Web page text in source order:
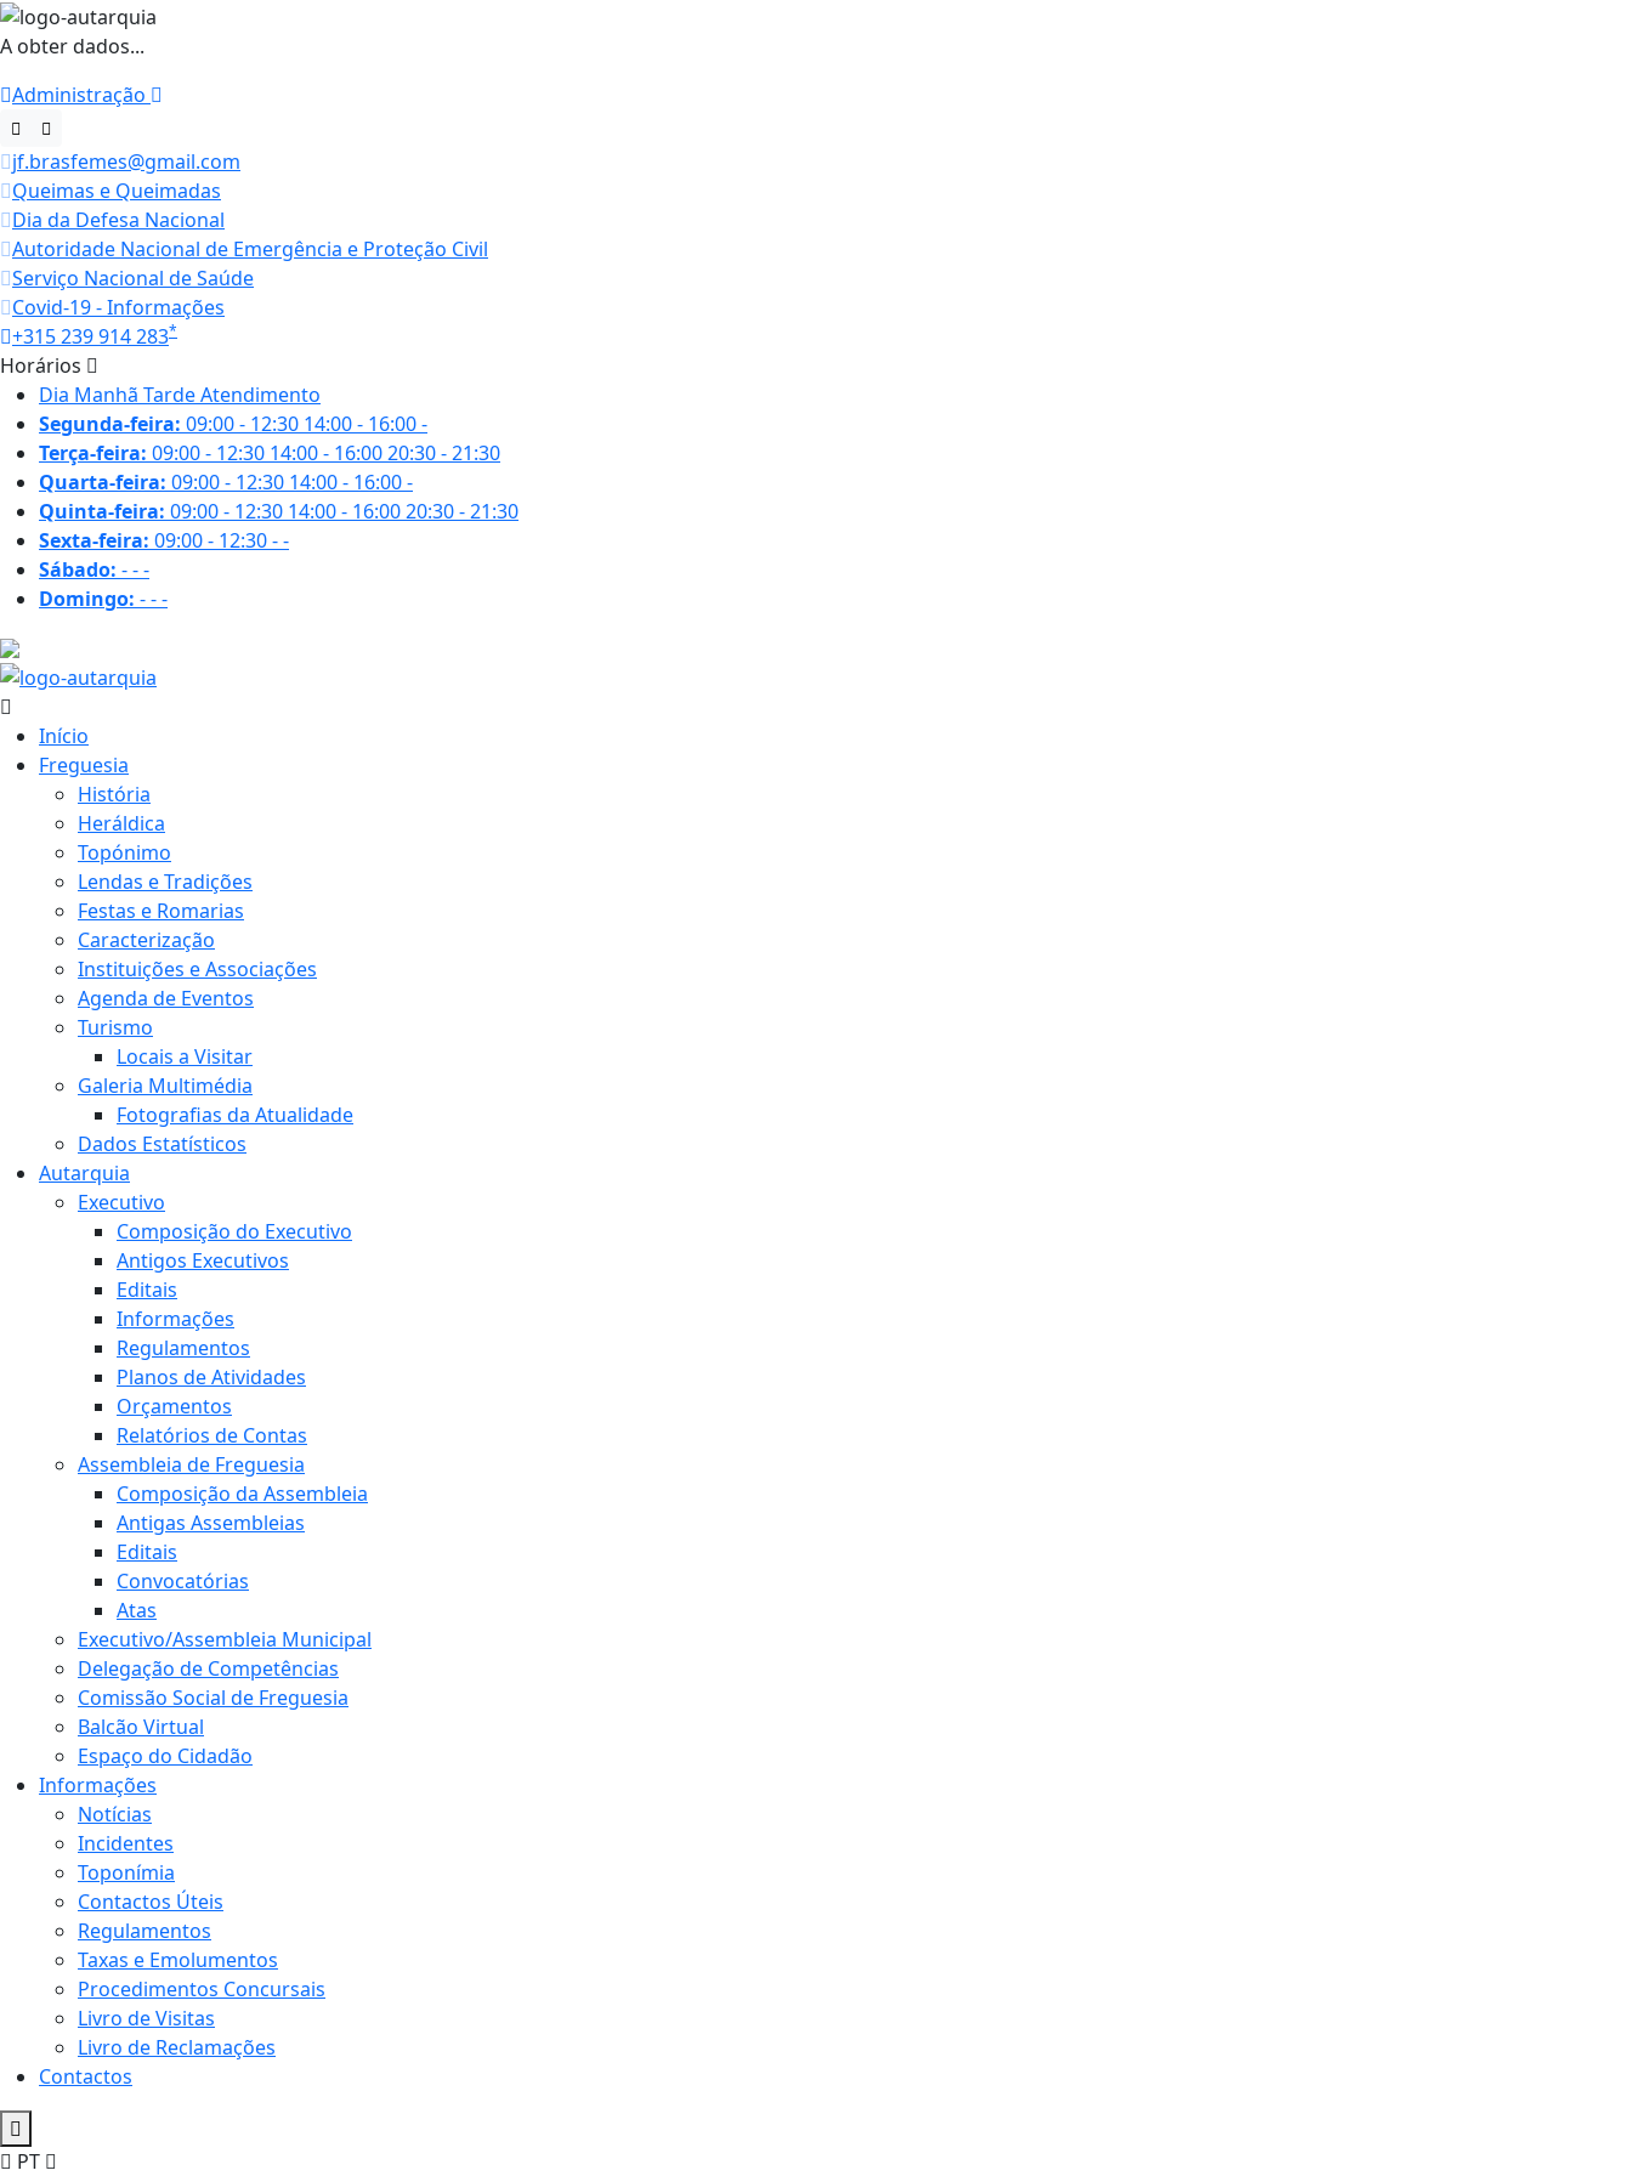
A obter dados...
Administração
jf.brasfemes@gmail.com
Queimas e Queimadas
Dia da Defesa Nacional
Autoridade Nacional de Emergência e Proteção Civil
Serviço Nacional de Saúde
Covid-19 - Informações
+315 239 914 283*
Horários
Dia Manhã TardeAtendimento
Segunda-feira: 09:00 - 12:30 14:00 - 16:00-
Terça-feira: 09:00 - 12:30 14:00 - 16:0020:30 - 21:30
Quarta-feira: 09:00 - 12:30 14:00 - 16:00-
Quinta-feira: 09:00 - 12:30 14:00 - 16:0020:30 - 21:30
Sexta-feira: 09:00 - 12:30--
Sábado: ---
Domingo: ---
Início
Freguesia
História
Heráldica
Topónimo
Lendas e Tradições
Festas e Romarias
Caracterização
Instituições e Associações
Agenda de Eventos
Turismo
Locais a Visitar
Galeria Multimédia
Fotografias da Atualidade
Dados Estatísticos
Autarquia
Executivo
Composição do Executivo
Antigos Executivos
Editais
Informações
Regulamentos
Planos de Atividades
Orçamentos
Relatórios de Contas
Assembleia de Freguesia
Composição da Assembleia
Antigas Assembleias
Editais
Convocatórias
Atas
Executivo/Assembleia Municipal
Delegação de Competências
Comissão Social de Freguesia
Balcão Virtual
Espaço do Cidadão
Informações
Notícias
Incidentes
Toponímia
Contactos Úteis
Regulamentos
Taxas e Emolumentos
Procedimentos Concursais
Livro de Visitas
Livro de Reclamações
Contactos
PT